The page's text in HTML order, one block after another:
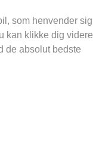
som henvender sig
kan klikke dig videre
de absolut bedste